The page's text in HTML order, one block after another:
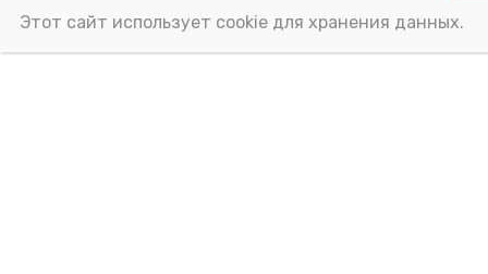
Соглашение об использовании Cookie-файлов
Этот сайт использует cookie для хранения данных.